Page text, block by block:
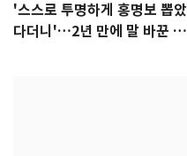
'스스로 투명하게 홍명보 뽑았
다더니'…2년 만에 말 바꾼 이